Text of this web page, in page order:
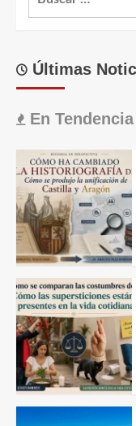
Últimas
En Tendencia